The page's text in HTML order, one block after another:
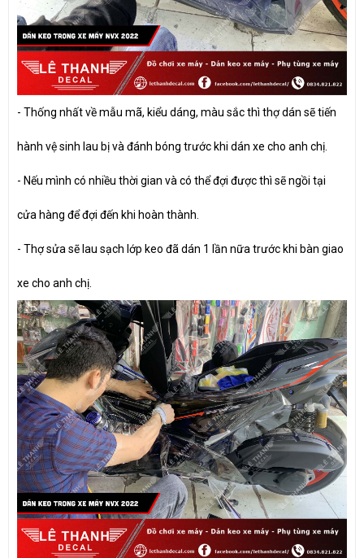
- Thống nhất về mẫu mã, kiểu dáng, màu sắc thì thợ dán sẽ tiến
hành vệ sinh lau bị và đánh bóng trước khi dán xe cho anh chị.
- Nếu mình có nhiều thời gian và có thể đợi được thì sẽ ngồi tại
cửa hàng để đợi đến khi hoàn thành.
- Thợ sửa sẽ lau sạch lớp keo đã dán 1 lần nữa trước khi bàn giao
xe cho anh chị.